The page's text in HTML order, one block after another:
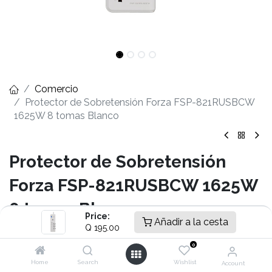
Price:
Q 195.00 Añadir a la cesta
Home Search
0
Wishlist Account
Comercio
Protector de Sobretensión Forza FSP-821RUSBCW
1625W 8 tomas Blanco
Protector de Sobretensión
Forza FSP-821RUSBCW 1625W
8 tomas Blanco
- Capacidad de 1625W
- Voltaje 110V/220V
- Entrada tipo NEMA 5-15P